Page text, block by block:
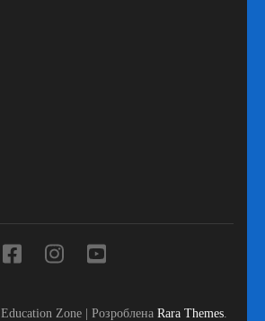
Education Zone | Розроблена Rara Themes